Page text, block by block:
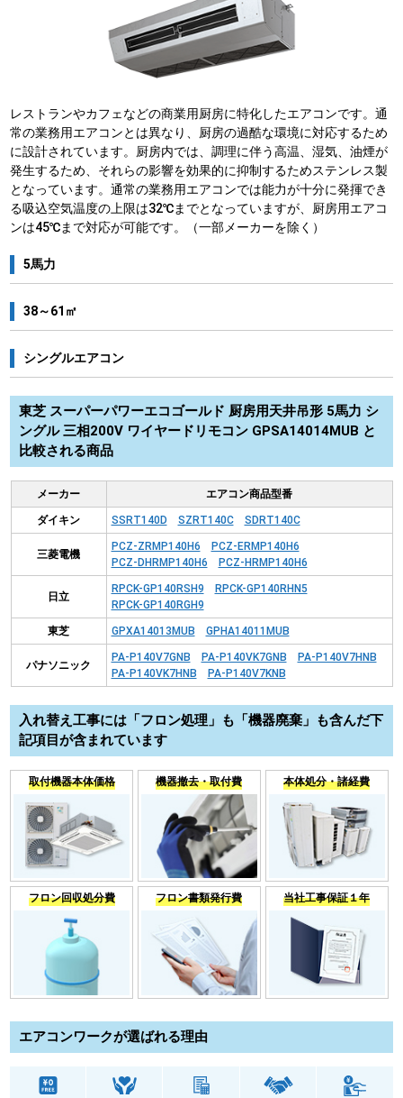
レストランやカフェなどの商業用厨房に特化したエアコンです。通
常の業務用エアコンとは異なり、厨房の過酷な環境に対応するため
に設計されています。厨房内では、調理に伴う高温、湿気、油煙が
発生するため、それらの影響を効果的に抑制するためステンレス製
となっています。通常の業務用エアコンでは能力が十分に発揮でき
る吸込空気温度の上限は32℃までとなっていますが、厨房用エアコ
ンは45℃まで対応が可能です。（一部メーカーを除く）
5馬力
38～61㎡
シングルエアコン
東芝 スーパーパワーエコゴールド 厨房用天井吊形 5馬力 シ
ングル 三相200V ワイヤードリモコン GPSA14014MUB と
比較される商品
メーカー エアコン商品型番
ダイキン SSRT140D SZRT140C SDRT140C
三菱電機
PCZ-ZRMP140H6
PCZ-ERMP140H6
PCZ-DHRMP140H6
PCZ-HRMP140H6
日立
RPCK-GP140RSH9
RPCK-GP140RHN5
RPCK-GP140RGH9
東芝 GPXA14013MUB GPHA14011MUB
パナソニック
PA-P140V7GNB PA-P140VK7GNB
PA-P140V7HNB
PA-P140VK7HNB
PA-P140V7KNB
入れ替え工事には「フロン処理」も「機器廃棄」も含んだ下
記項目が含まれています
取付機器本体価格 機器撤去・取付費 本体処分・諸経費
フロン回収処分費 フロン書類発行費 当社工事保証１年
エアコンワークが選ばれる理由